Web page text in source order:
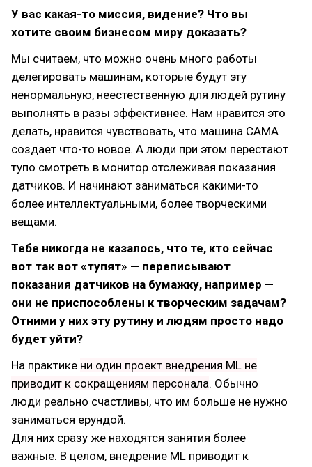
У вас какая-то миссия, видение? Что вы
хотите своим бизнесом миру доказать?
Мы считаем, что можно очень много работы
делегировать машинам, которые будут эту
ненормальную, неестественную для людей рутину
выполнять в разы эффективнее. Нам нравится это
делать, нравится чувствовать, что машина САМА
создает что-то новое. А люди при этом перестают
тупо смотреть в монитор отслеживая показания
датчиков. И начинают заниматься какими-то
более интеллектуальными, более творческими
вещами.
Тебе никогда не казалось, что те, кто сейчас
вот так вот «тупят» — переписывают
показания датчиков на бумажку, например —
они не приспособлены к творческим задачам?
Отними у них эту рутину и людям просто надо
будет уйти?
На практике ни один проект внедрения ML не
приводит к сокращениям персонала. Обычно
люди реально счастливы, что им больше не нужно
заниматься ерундой.
Для них сразу же находятся занятия более
важные. В целом, внедрение ML приводит к